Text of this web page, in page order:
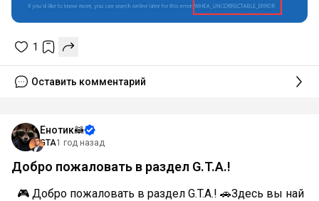
1
Оставить комментарий
Енотик🦝
GTA1 год назад
Добро пожаловать в раздел G.T.A.!
🎮 Добро пожаловать в раздел G.T.A.! 🚗Здесь вы най